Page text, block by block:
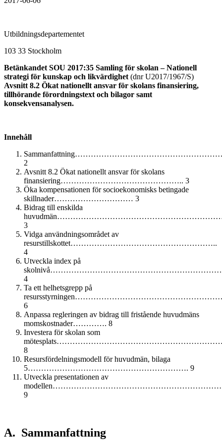
Utbildningsdepartementet
103 33 Stockholm
Betänkandet SOU 2017:35 Samling för skolan – Nationell
strategi för kunskap och likvärdighet (dnr U2017/1967/S)
Avsnitt 8.2 Ökat nationellt ansvar för skolans finansiering,
tillhörande förordningstext och bilagor samt
konsekvensanalysen.
Innehåll
2
Avsnitt 8.2 Ökat nationellt ansvar för skolans
finansiering……………………………………….. 3
Öka kompensationen för socioekonomisks betingade
skillnader………………………… 3
Bidrag till enskilda
3
Vidga användningsområdet av
resurstillskottet………………………………………………..
4
Utveckla index på
4
Ta ett helhetsgrepp på
6
Anpassa regleringen av bidrag till fristående huvudmäns
momskostnader…………. 8
Investera för skolan som
8
Resursfördelningsmodell för huvudmän, bilaga
5……………………………………………………. 9
Utveckla presentationen av
9
A. Sammanfattning